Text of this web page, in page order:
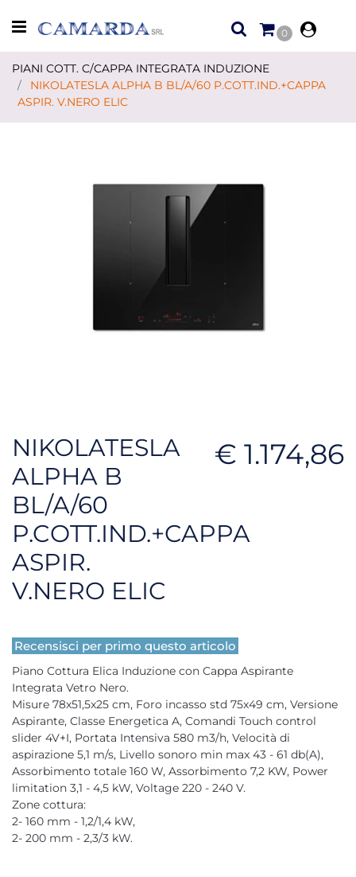
Open menu
0
PIANI COTT. C/CAPPA INTEGRATA INDUZIONE
NIKOLATESLA ALPHA B BL/A/60 P.COTT.IND.+CAPPA
ASPIR. V.NERO ELIC
NIKOLATESLA
ALPHA B
BL/A/60
P.COTT.IND.+CAPPA
ASPIR.
V.NERO ELIC
€ 1.174,86
Recensisci per primo questo articolo
Piano Cottura Elica Induzione con Cappa Aspirante
Integrata Vetro Nero.
Misure 78x51,5x25 cm, Foro incasso std 75x49 cm, Versione
Aspirante, Classe Energetica A, Comandi Touch control
slider 4V+I, Portata Intensiva 580 m3/h, Velocità di
aspirazione 5,1 m/s, Livello sonoro min max 43 - 61 db(A),
Assorbimento totale 160 W, Assorbimento 7,2 KW, Power
limitation 3,1 - 4,5 kW, Voltage 220 - 240 V.
Zone cottura:
2- 160 mm - 1,2/1,4 kW,
2- 200 mm - 2,3/3 kW.